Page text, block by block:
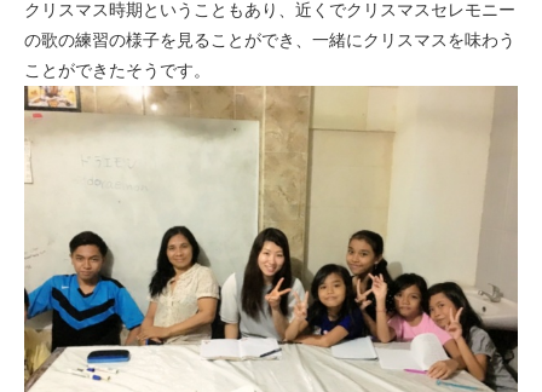
マルタ島
モンゴル
ジョグジャ
ハンガリー
ギリシャ
クリスマス時期ということもあり、近くでクリスマスセレモニー
の歌の練習の様子を見ることができ、一緒にクリスマスを味わう
ことができたそうです。